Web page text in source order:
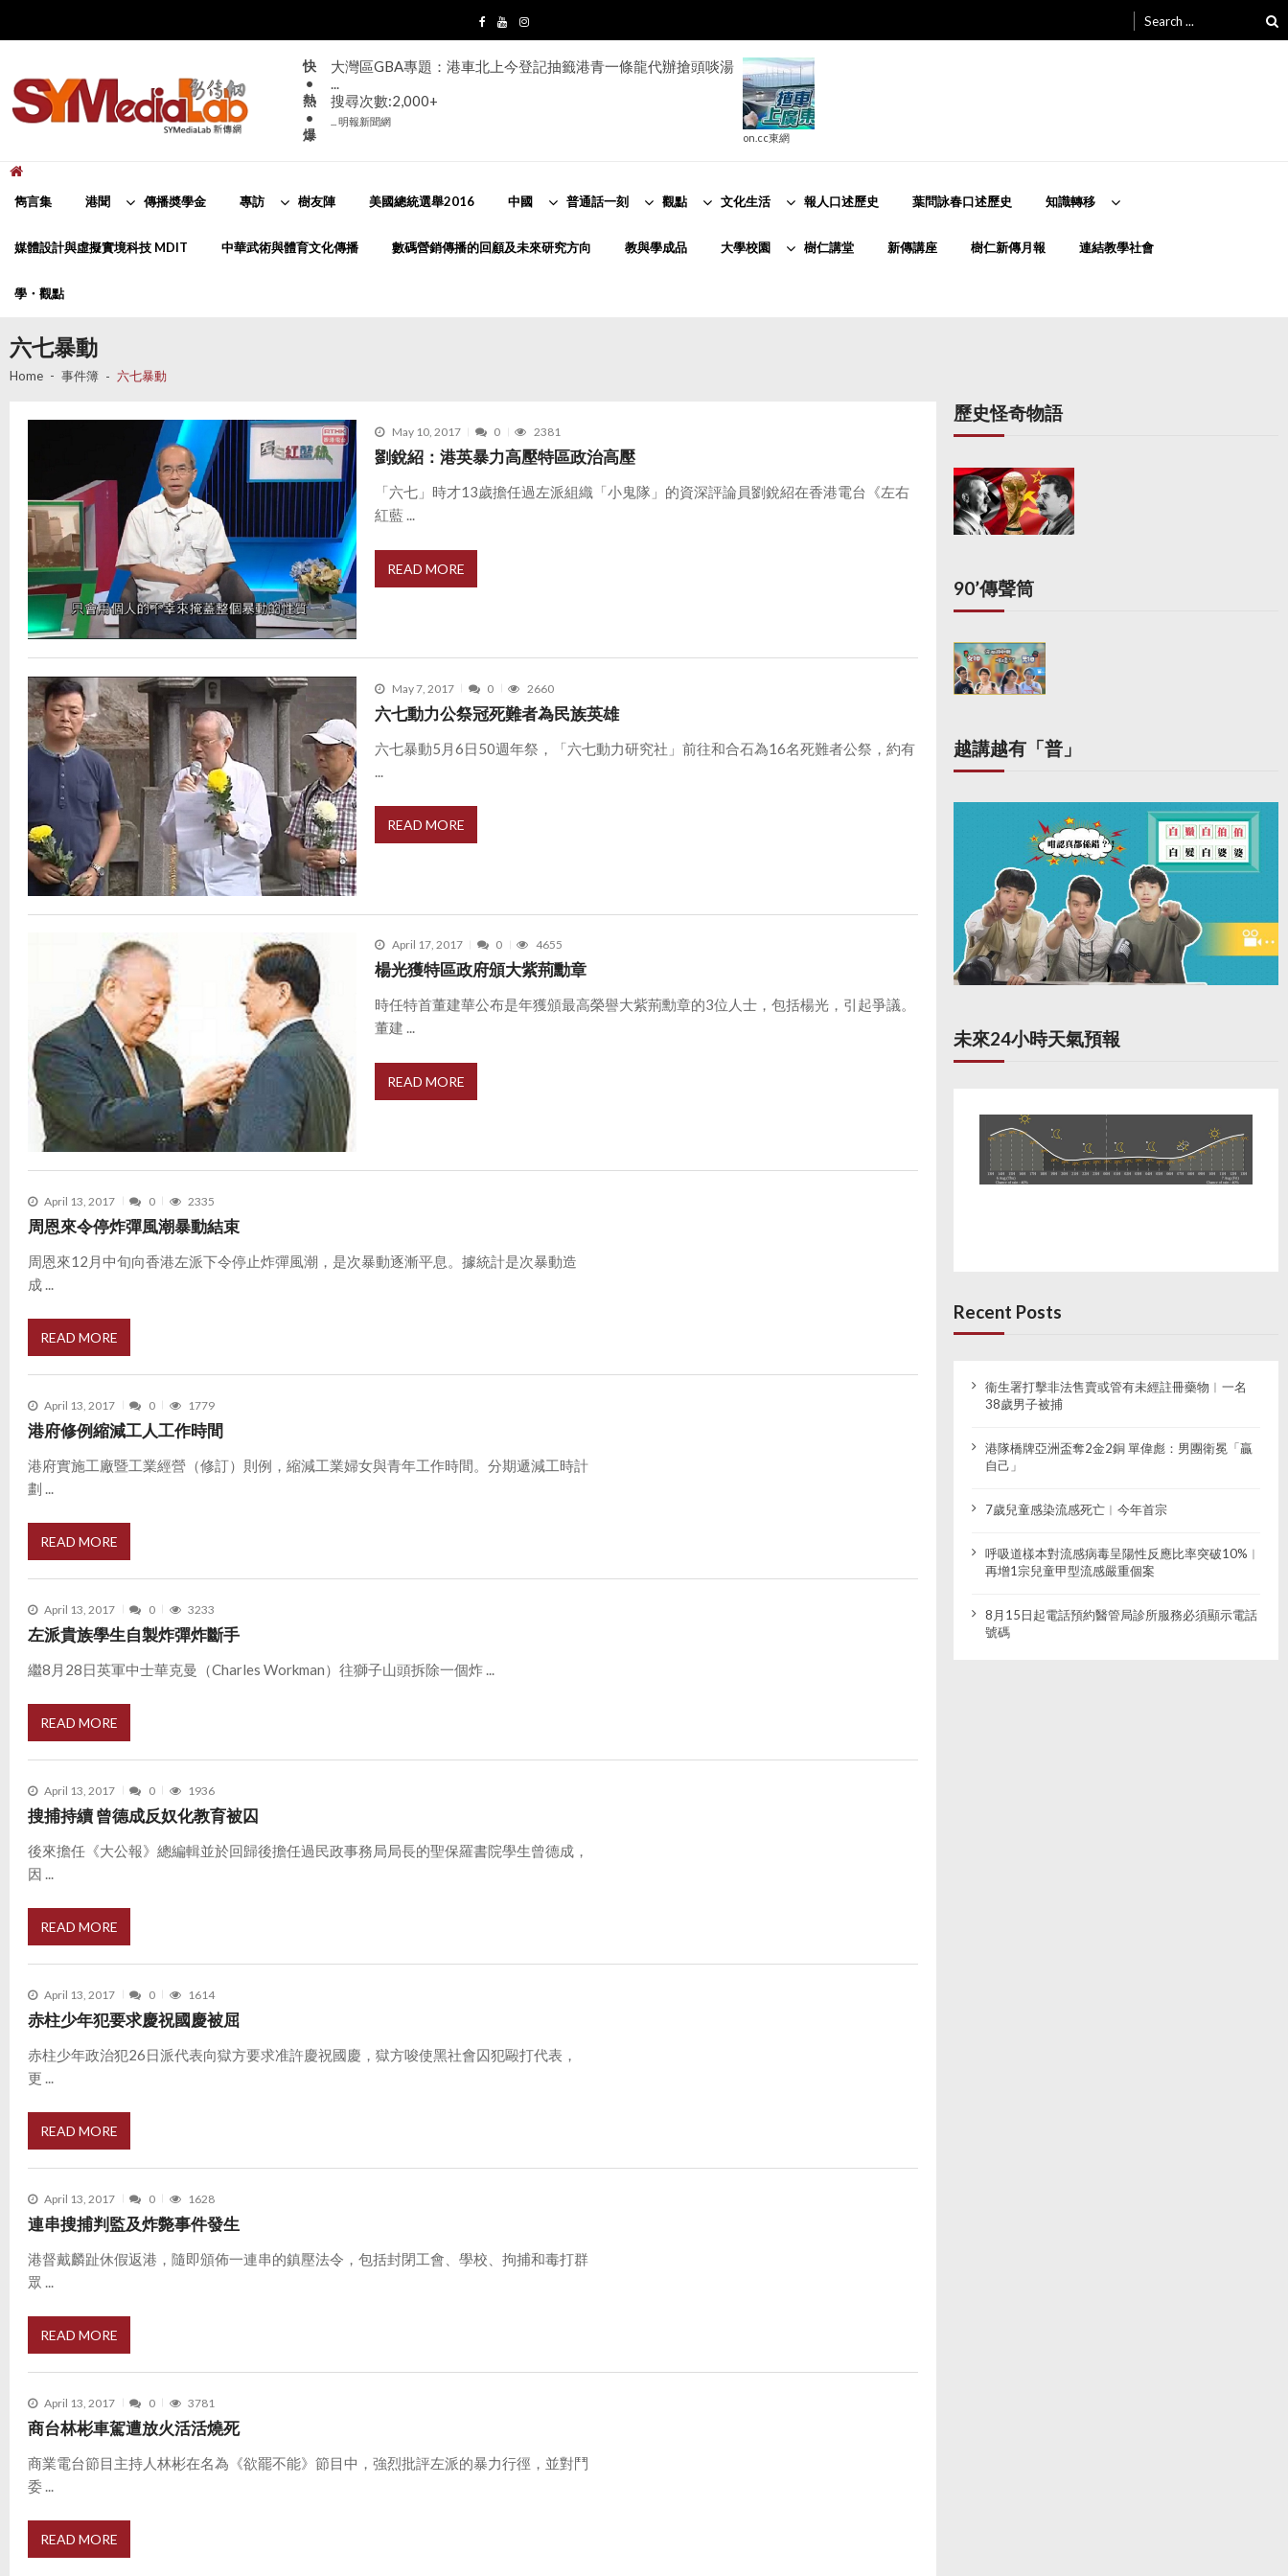
navigation
content
for:
快
•
熱
•
爆
大灣區GBA專題：港車北上今登記抽籤港青一條龍代辦搶頭啖湯
...
搜尋次數:2,000+
... 明報新聞網
on.cc東網
雋言集 港聞 傳播奬學金 專訪 樹友陣 美國總統選舉2016 中國 普通話一刻 觀點 文化生活 報人口述歷史 葉問詠春口述歷史 知識轉移
媒體設計與虛擬實境科技 MDIT 中華武術與體育文化傳播 數碼營銷傳播的回顧及未來研究方向 教與學成品 大學校園 樹仁講堂 新傳講座 樹仁新傳月報 連結教學社會
學・觀點
六七暴動
Home 事件簿 六七暴動
May 10, 2017 0 2381
劉銳紹：港英暴力高壓特區政治高壓
「六七」時才13歲擔任過左派組織「小鬼隊」的資深評論員劉銳紹在香港電台《左右
紅藍 ...
READ MORE
May 7, 2017 0 2660
六七動力公祭冠死難者為民族英雄
六七暴動5月6日50週年祭，「六七動力研究社」前往和合石為16名死難者公祭，約有
...
READ MORE
April 17, 2017 0 4655
楊光獲特區政府頒大紫荊勳章
時任特首董建華公布是年獲頒最高榮譽大紫荊勳章的3位人士，包括楊光，引起爭議。
董建 ...
READ MORE
April 13, 2017 0 2335
周恩來令停炸彈風潮暴動結束
周恩來12月中旬向香港左派下令停止炸彈風潮，是次暴動逐漸平息。據統計是次暴動造
成 ...
READ MORE
April 13, 2017 0 1779
港府修例縮減工人工作時間
港府實施工廠暨工業經營（修訂）則例，縮減工業婦女與青年工作時間。分期遞減工時計
劃 ...
READ MORE
April 13, 2017 0 3233
左派貴族學生自製炸彈炸斷手
繼8月28日英軍中士華克曼（Charles Workman）往獅子山頭拆除一個炸 ...
READ MORE
April 13, 2017 0 1936
搜捕持續 曾德成反奴化教育被囚
後來擔任《大公報》總編輯並於回歸後擔任過民政事務局局長的聖保羅書院學生曾德成，
因 ...
READ MORE
April 13, 2017 0 1614
赤柱少年犯要求慶祝國慶被屈
赤柱少年政治犯26日派代表向獄方要求准許慶祝國慶，獄方唆使黑社會囚犯毆打代表，
更 ...
READ MORE
April 13, 2017 0 1628
連串搜捕判監及炸斃事件發生
港督戴麟趾休假返港，隨即頒佈一連串的鎮壓法令，包括封閉工會、學校、拘捕和毒打群
眾 ...
READ MORE
April 13, 2017 0 3781
商台林彬車駕遭放火活活燒死
商業電台節目主持人林彬在名為《欲罷不能》節目中，強烈批評左派的暴力行徑，並對鬥
委 ...
READ MORE
歷史怪奇物語
90’傳聲筒
越講越有「普」
未來24小時天氣預報
Recent Posts
衞生署打擊非法售賣或管有未經註冊藥物︱一名
38歲男子被捕
港隊橋牌亞洲盃奪2金2銅 單偉彪：男團衛冕「贏
自己」
7歲兒童感染流感死亡︱今年首宗
呼吸道樣本對流感病毒呈陽性反應比率突破10%︱
再增1宗兒童甲型流感嚴重個案
8月15日起電話預約醫管局診所服務必須顯示電話
號碼